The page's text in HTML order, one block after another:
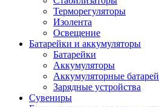
Терморегуляторы
Изолента
Освещение
Батарейки и аккумуляторы
Батарейки
Аккумуляторы
Аккумуляторные
Зарядные устройства
Сувениры